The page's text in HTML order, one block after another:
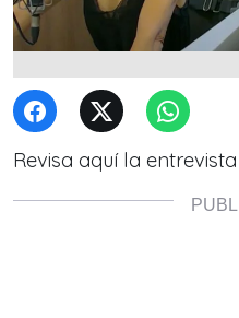
Revisa aquí la